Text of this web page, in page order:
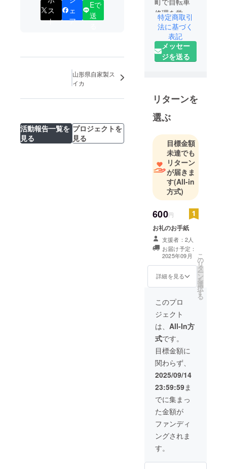
ス
ト
ェ
ア
Eで
送
山形県自家製ス
イカ
活動報告一覧を
見る
プロジェクトを
見る
修理を学ば
せたい。不
登校の子供
達に教え
る。高畠町
特定商取引
法に基づく
表記
メッセー
ジを送る
リターンを
選ぶ
目標金額
未達でも
リターン
が届きま
す(All-in
方式)
600円
お礼のお手紙
支援者：2人
お届け予定：
2025年09月
詳細を見る
こ
の
リ
タ
ー
ン
を
選
択
す
る
このプロ
ジェクト
は、 All-In方
式です。
目標金額に
関わらず、
2025/09/14
23:59:59ま
でに集まっ
た金額が
ファンディ
ングされま
す。